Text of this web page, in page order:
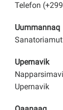
Telefon
Uummannaq
Upernavik
Upernavik